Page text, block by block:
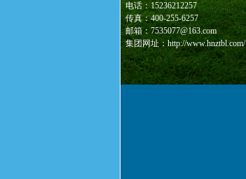
电话：15236212257
传真：400-255-6257
邮箱：7535077@163.com
集团网址：http://www.hnztbl.com/